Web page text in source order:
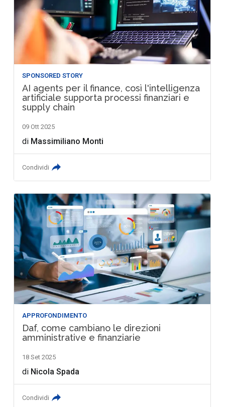
SPONSORED STORY
AI agents per il finance, così l'intelligenza
artificiale supporta processi finanziari e
supply chain
09 Ott 2025
di Massimiliano Monti
Condividi
APPROFONDIMENTO
Daf, come cambiano le direzioni
amministrative e finanziarie
18 Set 2025
di Nicola Spada
Condividi